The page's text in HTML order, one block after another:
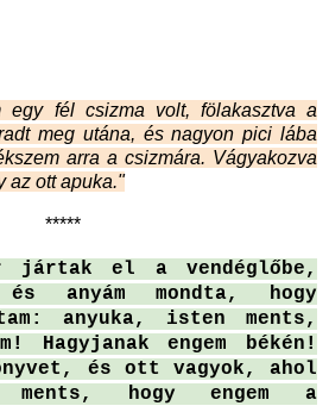
egy fél csizma volt, fölakasztva a
meg utána, és nagyon pici lába
arra a csizmára. Vágyakozva
az ott apuka."
*****
jártak el a vendéglőbe,
anyám mondta, hogy
anyuka, isten ments,
Hagyjanak engem békén!
és ott vagyok, ahol
hogy engem a